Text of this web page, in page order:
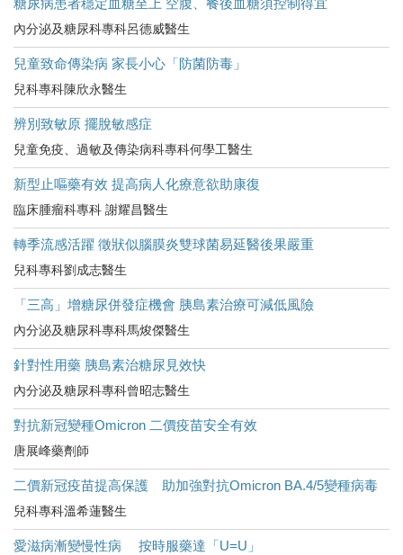
糖尿病患者穩定血糖至上 空腹、餐後血糖須控制得宜
內分泌及糖尿科專科呂德威醫生
兒童致命傳染病 家長小心「防菌防毒」
兒科專科陳欣永醫生
辨別致敏原 擺脫敏感症
兒童免疫、過敏及傳染病科專科何學工醫生
新型止嘔藥有效 提高病人化療意欲助康復
臨床腫瘤科專科 謝耀昌醫生
轉季流感活躍 徵狀似腦膜炎雙球菌易延醫後果嚴重
兒科專科劉成志醫生
「三高」增糖尿併發症機會 胰島素治療可減低風險
內分泌及糖尿科專科馬焌傑醫生
針對性用藥 胰島素治糖尿見效快
內分泌及糖尿科專科曾昭志醫生
對抗新冠變種Omicron 二價疫苗安全有效
唐展峰藥劑師
二價新冠疫苗提高保護 助加強對抗Omicron BA.4/5變種病毒
兒科專科溫希蓮醫生
愛滋病漸變慢性病 按時服藥達「U=U」